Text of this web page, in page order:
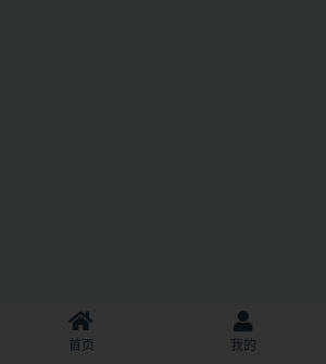
首页 我的